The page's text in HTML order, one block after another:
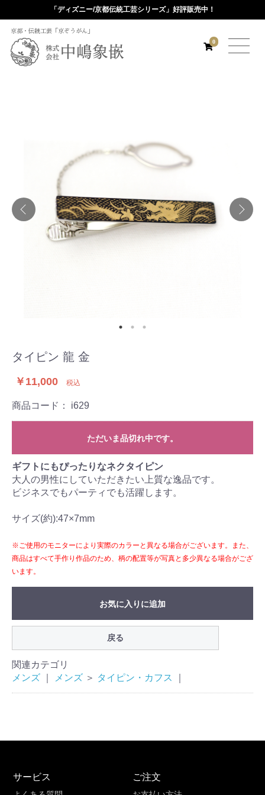
「ディズニー/京都伝統工芸シリーズ」好評販売中！
京都・伝統工芸「京ぞうがん」
0
タイピン 龍 金
￥11,000 税込
商品コード： i629
ただいま品切れ中です。
ギフトにもぴったりなネクタイピン
大人の男性にしていただきたい上質な逸品です。
ビジネスでもパーティでも活躍します。
サイズ(約):47×7mm
※ご使用のモニターにより実際のカラーと異なる場合がございます。また、
商品はすべて手作り作品のため、柄の配置等が写真と多少異なる場合がござ
います。
お気に入りに追加
戻る
関連カテゴリ
メンズ
メンズ ＞ タイピン・カフス
サービス ご注文